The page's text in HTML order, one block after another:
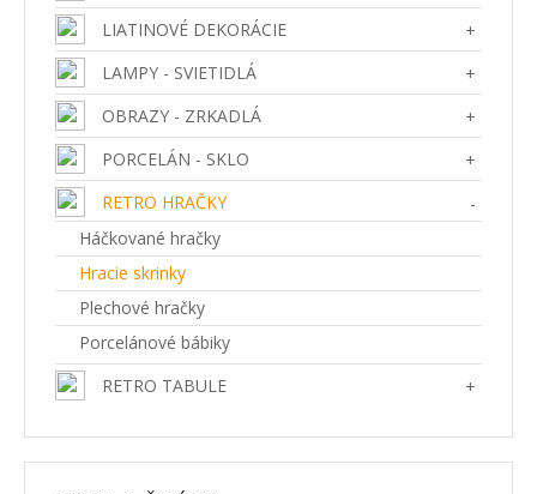
LIATINOVÉ DEKORÁCIE
+
LAMPY - SVIETIDLÁ
+
OBRAZY - ZRKADLÁ
+
PORCELÁN - SKLO
+
RETRO HRAČKY
-
Háčkované hračky
Hracie skrinky
Plechové hračky
Porcelánové bábiky
RETRO TABULE
+